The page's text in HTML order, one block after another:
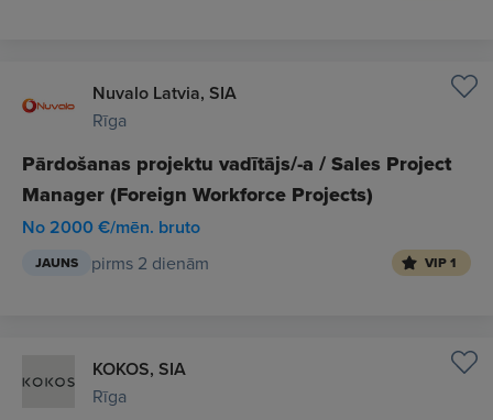
Nuvalo Latvia, SIA
Rīga
Pārdošanas projektu vadītājs/-a / Sales Project
Manager (Foreign Workforce Projects)
No 2000 €/mēn. bruto
JAUNS pirms 2 dienām VIP 1
KOKOS, SIA
Rīga